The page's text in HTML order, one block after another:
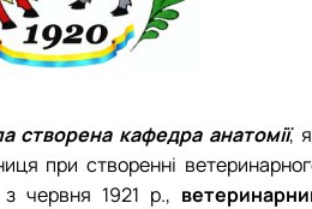
створена кафедра анатомії,
при створенні
червня 1921 р.,